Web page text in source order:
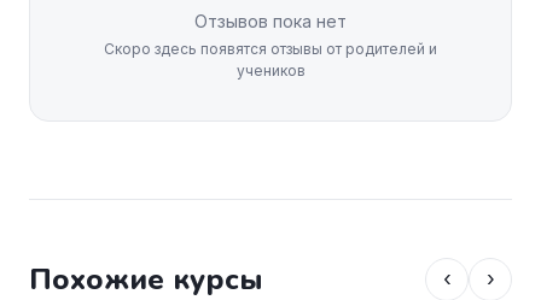
Отзывов пока нет
Скоро здесь появятся отзывы от родителей и
учеников
Похожие курсы ‹ ›